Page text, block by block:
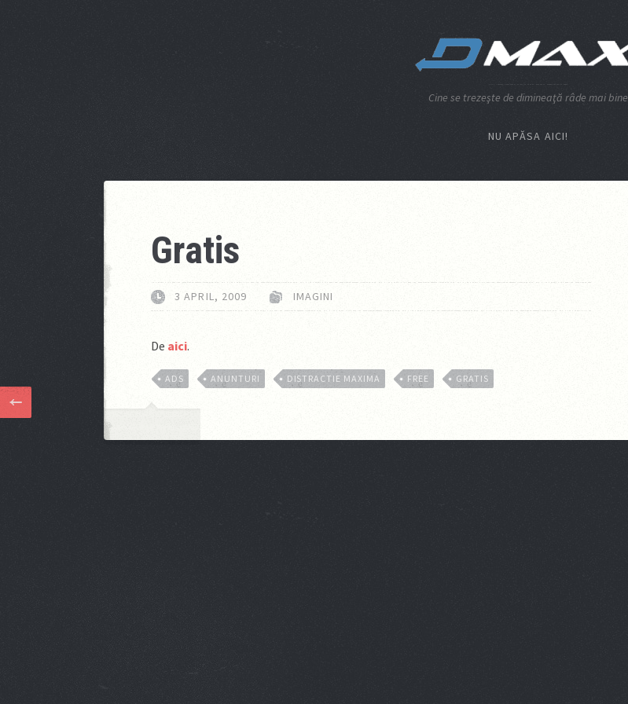
Cine se trezeşte de dimineaţă râde mai bine
NU APĂSA AICI!
Gratis
3 APRIL, 2009 IMAGINI
De aici.
ADS ANUNTURI DISTRACTIE MAXIMA FREE GRATIS